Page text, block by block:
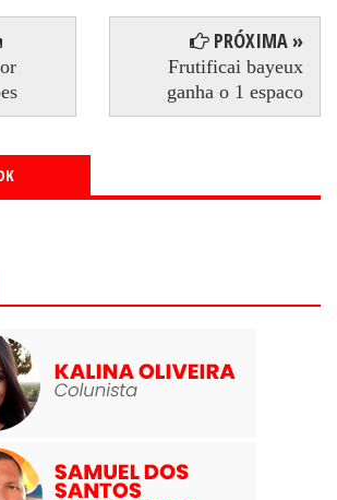
PRÓXIMA »
Frutificai bayeux
ganha o 1 espaco